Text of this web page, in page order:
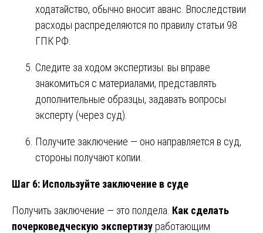
ходатайство, обычно вносит аванс. Впоследствии
расходы распределяются по правилу статьи 98
ГПК РФ.
Следите за ходом экспертизы: вы вправе
знакомиться с материалами, представлять
дополнительные образцы, задавать вопросы
эксперту (через суд).
Получите заключение — оно направляется в суд,
стороны получают копии.
Шаг 6: Используйте заключение в суде
Получить заключение — это полдела. Как сделать
почерковедческую экспертизу работающим